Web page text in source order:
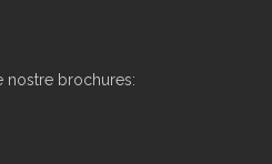
nostre brochures: